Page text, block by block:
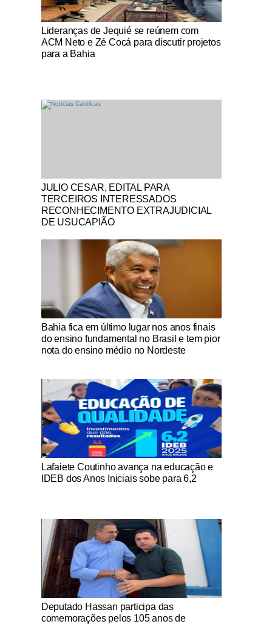
Notícias Católicas
Lideranças de Jequié se reúnem com
ACM Neto e Zé Cocá para discutir projetos
para a Bahia
Notícias Católicas
JULIO CESAR, EDITAL PARA
TERCEIROS INTERESSADOS
RECONHECIMENTO EXTRAJUDICIAL
DE USUCAPIÃO
Notícias Católicas
Bahia fica em último lugar nos anos finais
do ensino fundamental no Brasil e tem pior
nota do ensino médio no Nordeste
Notícias Católicas
Lafaiete Coutinho avança na educação e
IDEB dos Anos Iniciais sobe para 6,2
Notícias Católicas
Deputado Hassan participa das
comemorações pelos 105 anos de